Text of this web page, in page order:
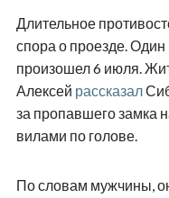
Длительное
спора о проезде.
произошел 6 июля.
Алексей рассказал
за пропавшего замка
вилами по голове.
По словам мужчины,